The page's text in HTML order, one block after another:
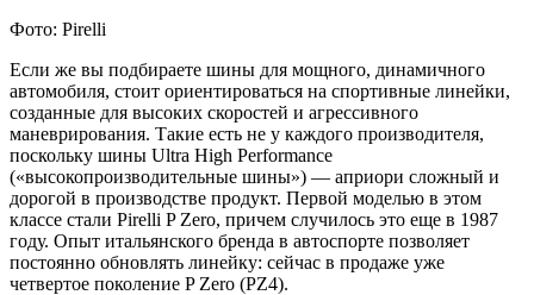
Фото: Pirelli
Если же вы подбираете шины для мощного, динамичного
автомобиля, стоит ориентироваться на спортивные линейки,
созданные для высоких скоростей и агрессивного
маневрирования. Такие есть не у каждого производителя,
поскольку шины Ultra High Performance
(«высокопроизводительные шины») — априори сложный и
дорогой в производстве продукт. Первой моделью в этом
классе стали Pirelli P Zero, причем случилось это еще в 1987
году. Опыт итальянского бренда в автоспорте позволяет
постоянно обновлять линейку: сейчас в продаже уже
четвертое поколение P Zero (PZ4).